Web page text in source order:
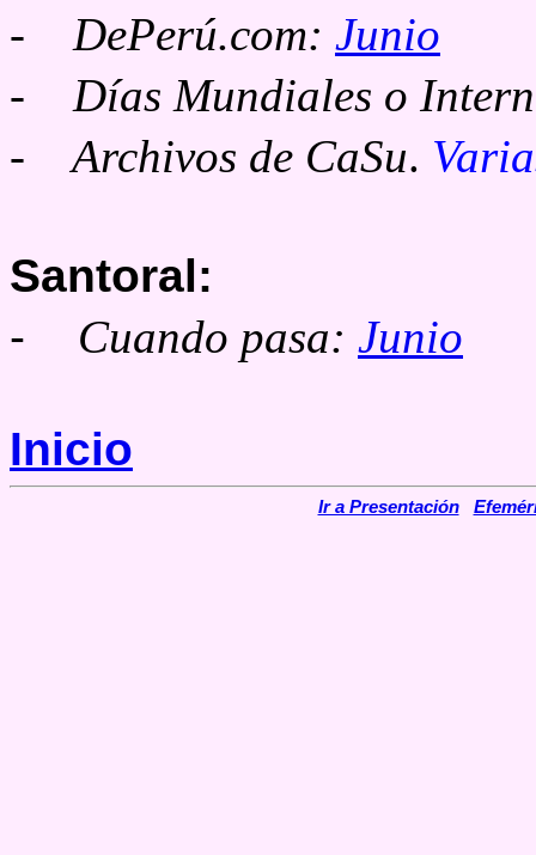
- DePerú.com: Junio
- Días Mundiales o
- Archivos de CaSu.
Santoral:
- Cuando pasa: Junio
Inicio
Ir a Presentación